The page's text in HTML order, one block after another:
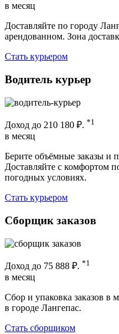
в месяц
Доставляйте по городу
арендованном. Зона
Стать курьером
Водитель курьер
Доход до 210 180 ₽. *1
в месяц
Берите объёмные заказы и
Доставляйте с комфортом
погодных условиях.
Стать курьером
Сборщик заказов
Доход до 75 888 ₽. *1
в месяц
Сбор и упаковка заказов в
в городе Лангепас.
Стать сборщиком